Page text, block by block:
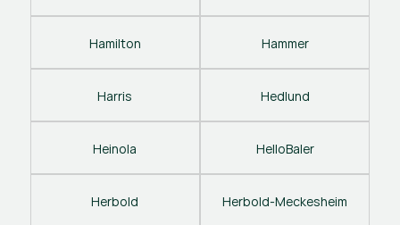
Hamilton Hammer
Harris Hedlund
Heinola HelloBaler
Herbold Herbold-Meckesheim